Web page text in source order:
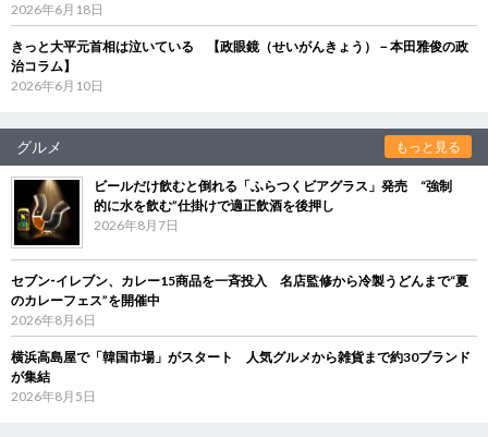
2026年6月18日
きっと大平元首相は泣いている 【政眼鏡（せいがんきょう）－本田雅俊の政
治コラム】
2026年6月10日
グルメ もっと見る
ビールだけ飲むと倒れる「ふらつくビアグラス」発売 “強制
的に水を飲む”仕掛けで適正飲酒を後押し
2026年8月7日
セブン‐イレブン、カレー15商品を一斉投入 名店監修から冷製うどんまで“夏
のカレーフェス”を開催中
2026年8月6日
横浜高島屋で「韓国市場」がスタート 人気グルメから雑貨まで約30ブランド
が集結
2026年8月5日